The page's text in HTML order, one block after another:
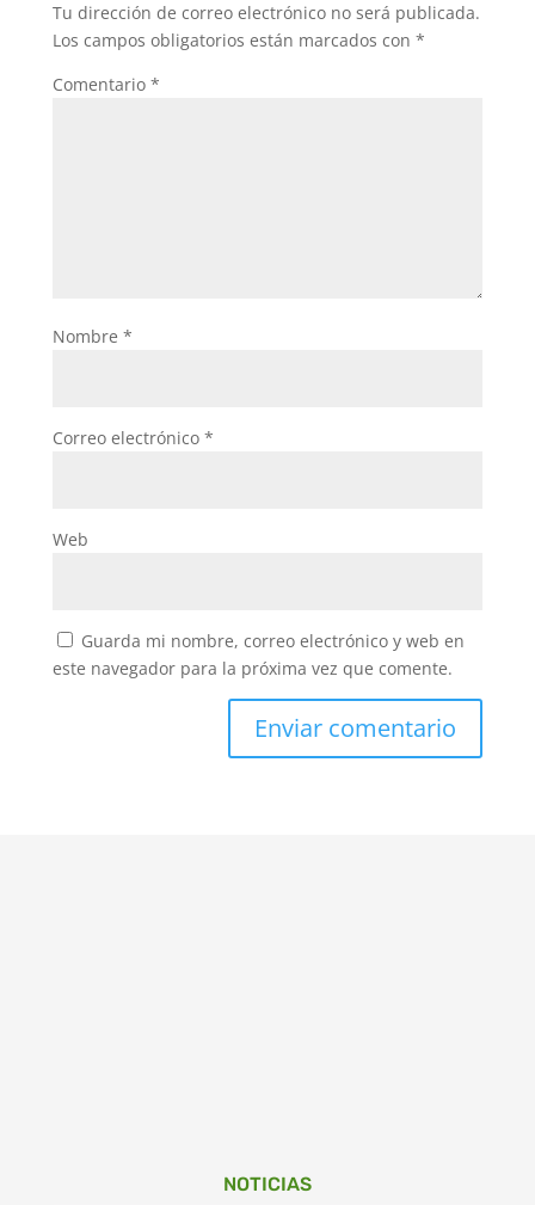
Tu dirección de correo electrónico no será publicada.
Los campos obligatorios están marcados con *
Comentario *
Nombre *
Correo electrónico *
Web
Guarda mi nombre, correo electrónico y web en
este navegador para la próxima vez que comente.
NOTICIAS